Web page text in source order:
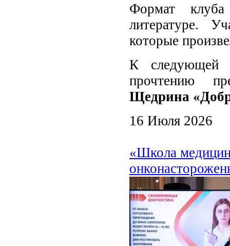
Формат
литературе.
которые
К следующей
прочтению
Щедрина
16 Июля 2026
«Школа